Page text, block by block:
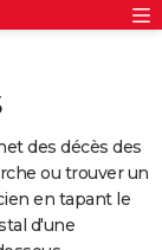
des décès des
ou trouver un
en tapant le
d'une